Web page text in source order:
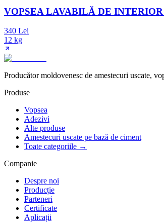
VOPSEA LAVABILĂ DE
340 Lei
12 kg
Producător moldovenesc de amestecuri uscate,
Produse
Vopsea
Adezivi
Alte produse
Amestecuri uscate pe bază de ciment
Toate categoriile →
Companie
Despre noi
Producție
Parteneri
Certificate
Aplicații